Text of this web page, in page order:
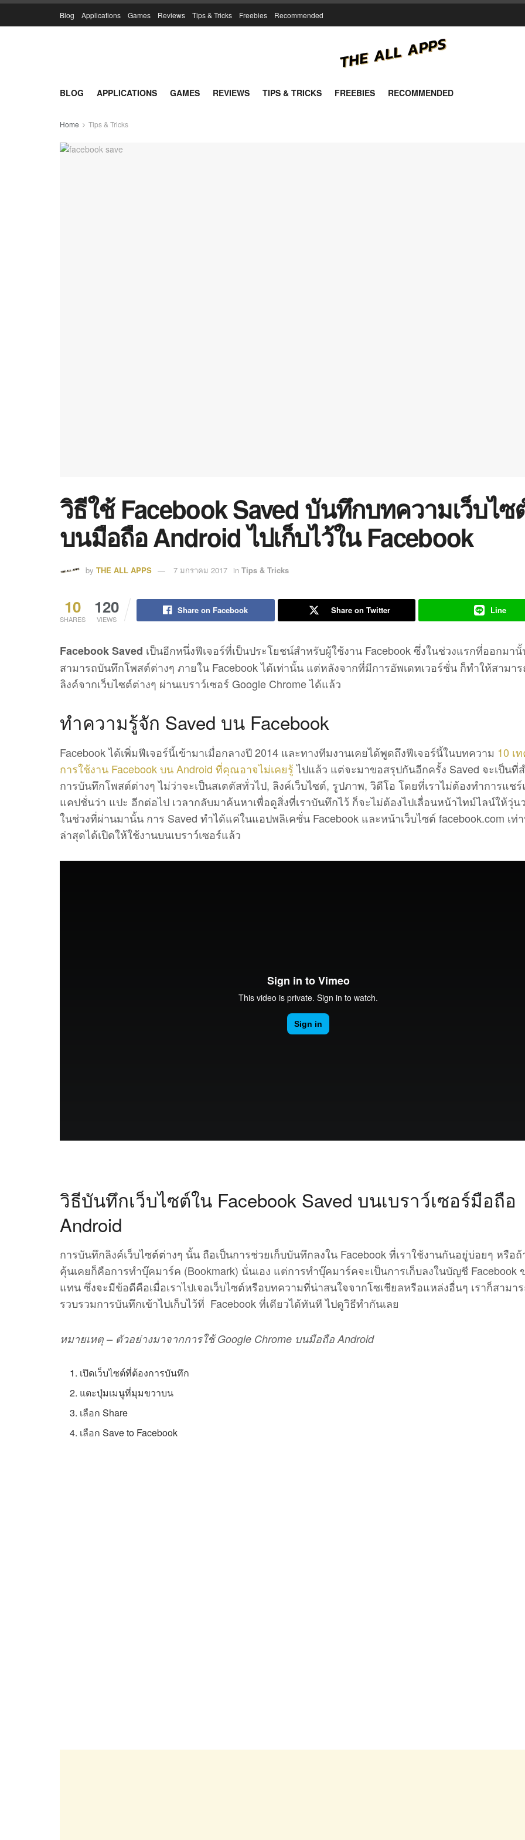
Blog Applications Games Reviews Tips & Tricks Freebies Recommended
BLOG APPLICATIONS GAMES REVIEWS TIPS & TRICKS FREEBIES RECOMMENDED
Home Tips & Tricks
วิธีใช้ Facebook Saved บันทึกบทความเว็บไซ
บนมือถือ Android ไปเก็บไว้ใน Facebook
by THE ALL APPS 7 มกราคม 2017 in Tips & Tricks
10
SHARES
120
VIEWS
Share on Facebook Share on Twitter Line
Facebook Saved เป็นอีกหนึ่งฟีเจอร์ที่เป็นประโยชน์สำหรับผู้ใช้งาน Facebook ซึ่งในช่วงแรกที่ออกมานั้
สามารถบันทึกโพสต์ต่างๆ ภายใน Facebook ได้เท่านั้น แต่หลังจากที่มีการอัพเดทเวอร์ชั่น ก็ทำให้สามา
ลิงค์จากเว็บไซต์ต่างๆ ผ่านเบราว์เซอร์ Google Chrome ได้แล้ว
ทำความรู้จัก Saved บน Facebook
Facebook ได้เพิ่มฟีเจอร์นี้เข้ามาเมื่อกลางปี 2014 และทางทีมงานเคยได้พูดถึงฟีเจอร์นี้ในบทความ 10 เ
การใช้งาน Facebook บน Android ที่คุณอาจไม่เคยรู้ไปแล้ว แต่จะมาขอสรุปกันอีกครั้ง Saved จะเป็นที่
การบันทึกโพสต์ต่างๆ ไม่ว่าจะเป็นสเตตัสทั่วไป, ลิงค์เว็บไซต์, รูปภาพ, วิดีโอ โดยที่เราไม่ต้องทำการแช
แคปชั่นว่า แปะ อีกต่อไป เวลากลับมาค้นหาเพื่อดูสิ่งที่เราบันทึกไว้ ก็จะไม่ต้องไปเลื่อนหน้าไทม์ไลน์ให้วุ่น
ในช่วงที่ผ่านมานั้น การ Saved ทำได้แค่ในแอปพลิเคชั่น Facebook และหน้าเว็บไซต์ facebook.com เท่
ล่าสุดได้เปิดให้ใช้งานบนเบราว์เซอร์แล้ว
วิธีบันทึกเว็บไซต์ใน Facebook Saved บนเบราว์เซอร์มือถือ
Android
การบันทึกลิงค์เว็บไซต์ต่างๆ นั้น ถือเป็นการช่วยเก็บบันทึกลงใน Facebook ที่เราใช้งานกันอยู่บ่อยๆ หรือ
คุ้นเคยก็คือการทำบุ๊คมาร์ค (Bookmark) นั่นเอง แต่การทำบุ๊คมาร์คจะเป็นการเก็บลงในบัญชี Facebook
แทน ซึ่งจะมีข้อดีคือเมื่อเราไปเจอเว็บไซต์หรือบทความที่น่าสนใจจากโซเชียลหรือแหล่งอื่นๆ เราก็สามา
รวบรวมการบันทึกเข้าไปเก็บไว้ที่ Facebook ที่เดียวได้ทันที ไปดูวิธีทำกันเลย
หมายเหตุ – ตัวอย่างมาจากการใช้ Google Chrome บนมือถือ Android
เปิดเว็บไซต์ที่ต้องการบันทึก
แตะปุ่มเมนูที่มุมขวาบน
เลือก Share
เลือก Save to Facebook